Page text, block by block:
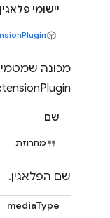
יישומי פלאגין
מכונה
שם
מחרוזת
שם הפלאגין.
mediaType